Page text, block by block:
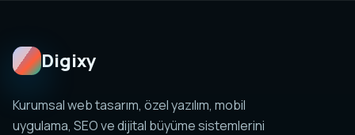
Digixy
Kurumsal web tasarım, özel yazılım, mobil
uygulama, SEO ve dijital büyüme sistemlerini